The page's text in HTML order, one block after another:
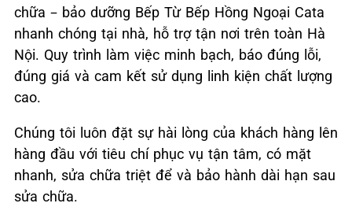
chữa – bảo dưỡng Bếp Từ Bếp Hồng Ngoại Cata
nhanh chóng tại nhà, hỗ trợ tận nơi trên toàn Hà
Nội. Quy trình làm việc minh bạch, báo đúng lỗi,
đúng giá và cam kết sử dụng linh kiện chất lượng
cao.
Chúng tôi luôn đặt sự hài lòng của khách hàng lên
hàng đầu với tiêu chí phục vụ tận tâm, có mặt
nhanh, sửa chữa triệt để và bảo hành dài hạn sau
sửa chữa.